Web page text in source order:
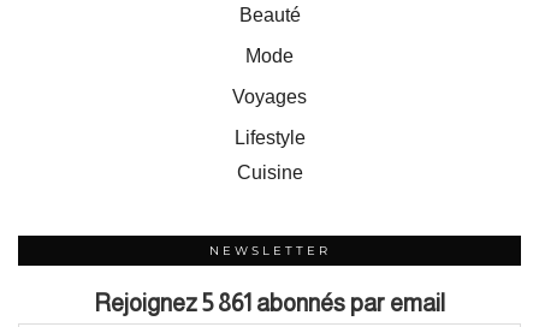
Beauté
Mode
Voyages
Lifestyle
Cuisine
NEWSLETTER
Rejoignez 5 861 abonnés par email